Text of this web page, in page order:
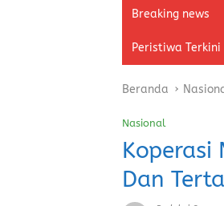
Breaking news
Peristiwa Terkini
Beranda
Nasional
Koperasi
Dan